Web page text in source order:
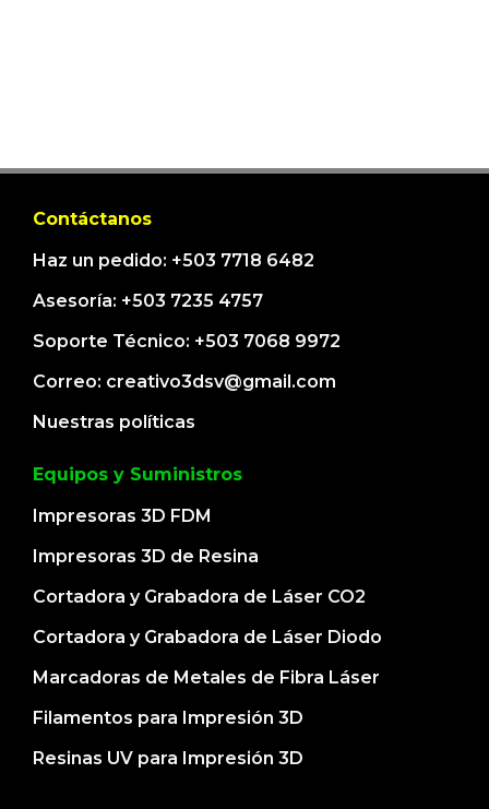
Contáctanos
Haz un pedido: +503 7718 6482
Asesoría: +503 7235 4757
Soporte Técnico: +503 7068 9972
Correo: creativo3dsv@gmail.com
Nuestras políticas
Equipos y Suministros
Impresoras 3D FDM
Impresoras 3D de Resina
Cortadora y Grabadora de Láser CO2
Cortadora y Grabadora de Láser Diodo
Marcadoras de Metales de Fibra Láser
Filamentos para Impresión 3D
Resinas UV para Impresión 3D